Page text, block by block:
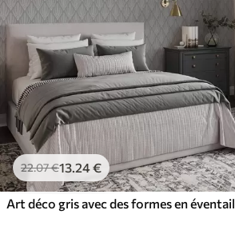
22.07€13.24€
Art déco gris avec des formes en éventail